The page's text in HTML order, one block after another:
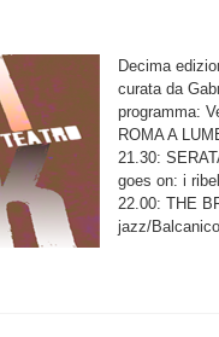
Decima
curata da
programma:
ROMA A
21.30:
goes on: i
22.00: THE
jazz/